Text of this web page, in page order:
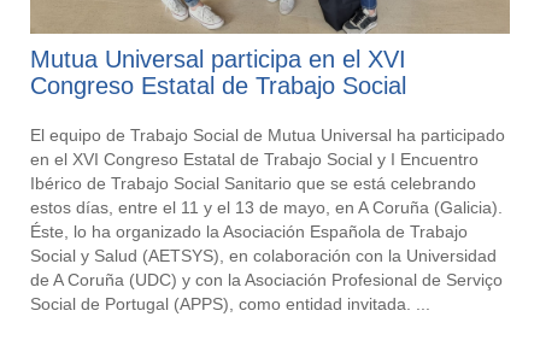
Mutua Universal participa en el XVI
Congreso Estatal de Trabajo Social
El equipo de Trabajo Social de Mutua Universal ha participado
en el XVI Congreso Estatal de Trabajo Social y I Encuentro
Ibérico de Trabajo Social Sanitario que se está celebrando
estos días, entre el 11 y el 13 de mayo, en A Coruña (Galicia).
Éste, lo ha organizado la Asociación Española de Trabajo
Social y Salud (AETSYS), en colaboración con la Universidad
de A Coruña (UDC) y con la Asociación Profesional de Serviço
Social de Portugal (APPS), como entidad invitada. ...